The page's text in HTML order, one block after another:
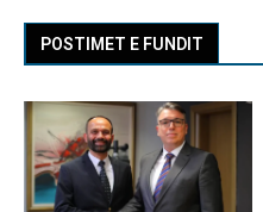
POSTIMET E FUNDIT